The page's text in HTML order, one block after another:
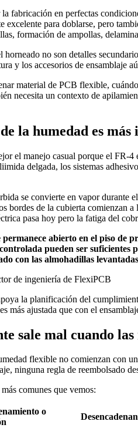
fabricación en perfectas
excelente para doblarse, pero
formación de ampollas,
horneado no son detalles
y los accesorios de ensamblaje
material de PCB flexible,
necesita un contexto de
la humedad es
el manejo casual porque el FR-
delgada, los sistemas
se convierte en vapor durante
bordes de la cubierta comienzan
pasa hoy pero la fatiga del
abierto en el piso de
pueden ser
con las almohadillas
de ingeniería de FlexiPCB
la planificación del
más ajustada que con el
sale mal cuando
flexible no comienzan con
ninguna regla de reembolsado
comunes que vemos:
o